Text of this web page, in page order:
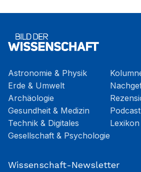
Astronomie & Physik
Erde & Umwelt
Archäologie
Gesundheit & Medizin
Technik & Digitales
Gesellschaft & Psychologie
Podcast
Lexikon
Wissenschaft-Newsletter